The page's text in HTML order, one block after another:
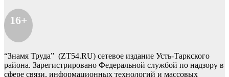
16+
“Знамя Труда” (ZT54.RU) сетевое издание Усть-Таркского
района. Зарегистрировано Федеральной службой по надзору в
сфере связи, информационных технологий и массовых